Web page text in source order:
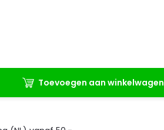
Toevoegen aan winkelwagen